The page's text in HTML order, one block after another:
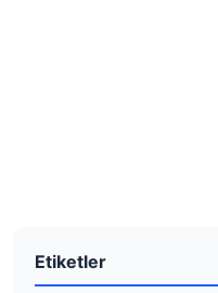
Etiketler